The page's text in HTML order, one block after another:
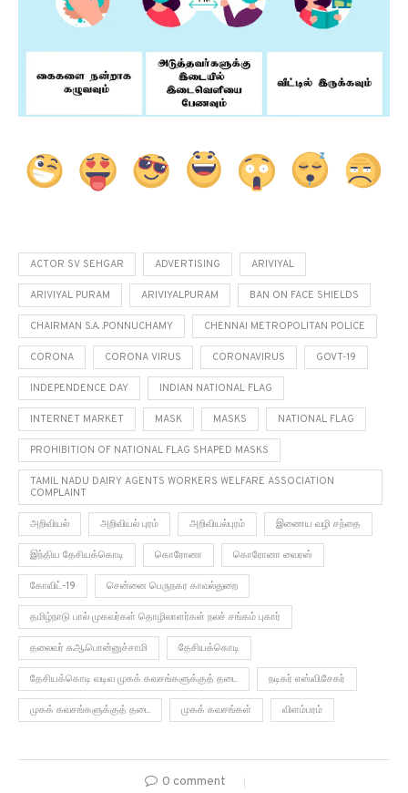
ACTOR SV SEHGAR ADVERTISING ARIVIYAL
ARIVIYAL PURAM ARIVIYALPURAM BAN ON FACE SHIELDS
CHAIRMAN S.A. .PONNUCHAMY CHENNAI METROPOLITAN POLICE
CORONA CORONA VIRUS CORONAVIRUS GOVT-19
INDEPENDENCE DAY INDIAN NATIONAL FLAG
INTERNET MARKET MASK MASKS NATIONAL FLAG
PROHIBITION OF NATIONAL FLAG SHAPED MASKS
TAMIL NADU DAIRY AGENTS WORKERS WELFARE ASSOCIATION
COMPLAINT
அறிவியல் அறிவியல் புரம் அறிவியல்புரம் இணைய வழி சந்தை
இந்திய தேசியக்கொடி கொரோனா கொரோனா வைரஸ்
கோவிட்-19 சென்னை பெருநகர காவல்துறை
தமிழ்நாடு பால் முகவர்கள் தொழிலாளர்கள் நலச் சங்கம் புகார்
தலைவர் சு.ஆ.பொன்னுச்சாமி தேசியக்கொடி
தேசியக்கொடி வடிவ முகக் கவசங்களுக்குத் தடை நடிகர் எஸ்.வி.சேகர்
முகக் கவசங்களுக்குத் தடை முகக் கவசங்கள் விளம்பரம்
0 comment